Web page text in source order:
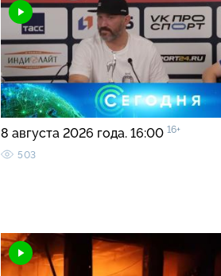
8 августа 2026 года. 16:00 16+
503